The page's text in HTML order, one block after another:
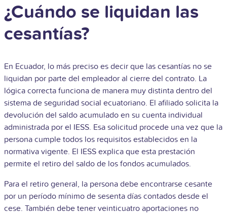
¿Cuándo se liquidan las
cesantías?
En Ecuador, lo más preciso es decir que las cesantías no se
liquidan por parte del empleador al cierre del contrato. La
lógica correcta funciona de manera muy distinta dentro del
sistema de seguridad social ecuatoriano. El afiliado solicita la
devolución del saldo acumulado en su cuenta individual
administrada por el IESS. Esa solicitud procede una vez que la
persona cumple todos los requisitos establecidos en la
normativa vigente. El IESS explica que esta prestación
permite el retiro del saldo de los fondos acumulados.
Para el retiro general, la persona debe encontrarse cesante
por un período mínimo de sesenta días contados desde el
cese. También debe tener veinticuatro aportaciones no